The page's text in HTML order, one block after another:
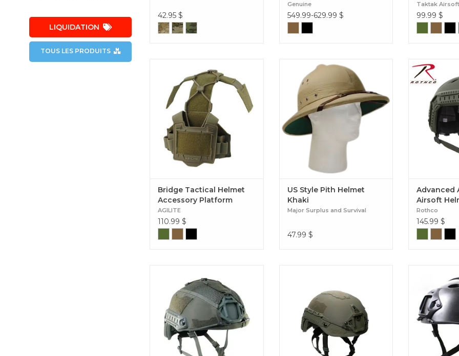
LIQUIDATION
TOUS LES PRODUITS
42.95 $
Genuine
549.99-629.99 $
Taktak Airsoft
99.99 $
un système de gestion d'accessoires
de casque de taille unique. Bridge
Tactical Helmet Accessory
Platform
Bridge Tactical Helmet
Accessory Platform
AGILITE
110.99 $
Casques militaires neufs, fabriqués
à la main, qui protègent le cou et le
visage et gardent la tête au frais.
Durable et léger. Le bandeau
réglable permet une taille unique.
US Style Pith Helmet Khaki
US Style Pith Helmet
Khaki
Major Surplus and Survival
47.99 $
Advanced
Advanced
Airsoft
Rothco
145.99 $
casque Agilite Gen4 pour Ops-
Core FAST. Tactique, qualité
militaire et idéal pour le airsoft ou
les militaires. Ops-Core FAST
ST/XP High Cut Helmet Cover-
Gen4 Ranger Green
également contre les explosions et
les débris qui les accompagnent.
Fortis Ballistic Helmet Ranger
Green
Standard,
Fast